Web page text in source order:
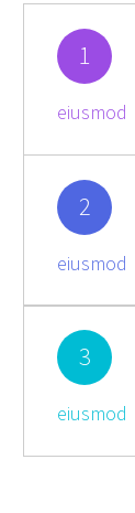
1
eiusmod
2
eiusmod
3
eiusmod